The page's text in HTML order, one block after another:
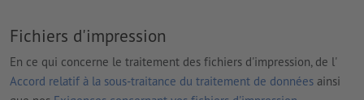
Fichiers d'impression
En ce qui concerne le traitement des fichiers d'impression, de l'
Accord relatif à la sous-traitance du traitement de données ainsi